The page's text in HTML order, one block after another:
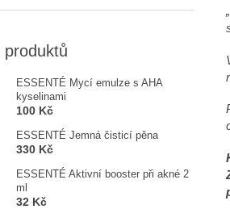
produktů
ESSENTÉ Mycí emulze s AHA
kyselinami
100 Kč
ESSENTÉ Jemná čisticí pěna
330 Kč
ESSENTÉ Aktivní booster při akné 2
ml
32 Kč